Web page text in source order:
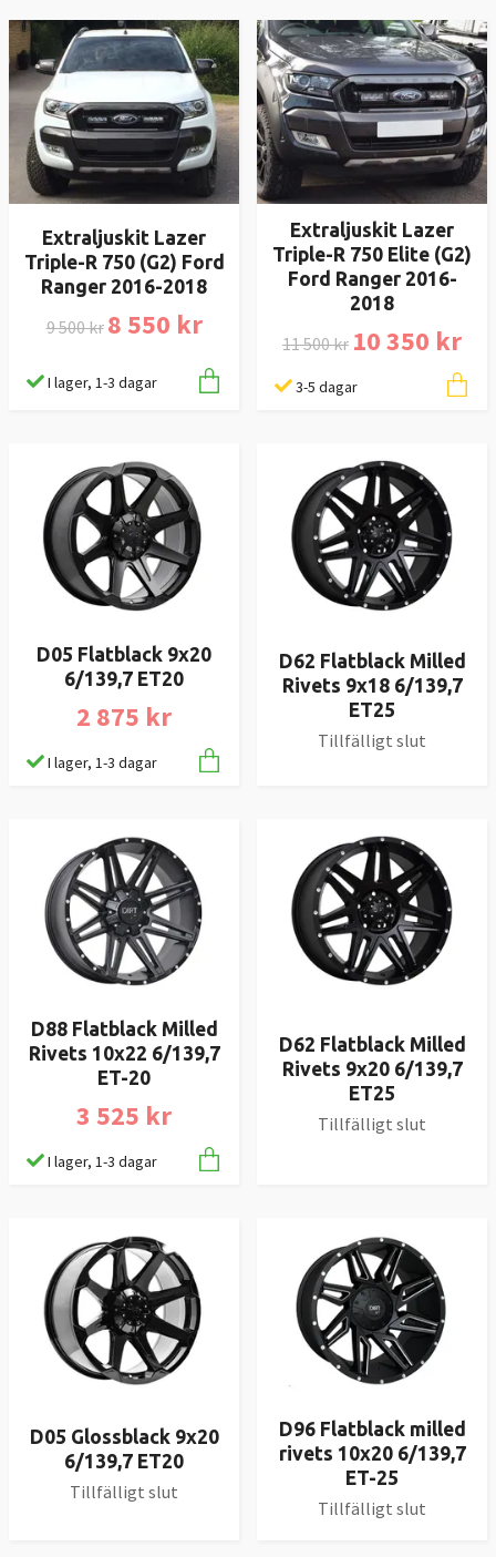
Extraljuskit Lazer
Triple-R 750 (G2) Ford
Ranger 2016-2018
9 500 kr 8 550 kr
I lager, 1-3 dagar
Extraljuskit Lazer
Triple-R 750 Elite (G2)
Ford Ranger 2016-
2018
11 500 kr 10 350 kr
3-5 dagar
D05 Flatblack 9x20
6/139,7 ET20
2 875 kr
I lager, 1-3 dagar
D62 Flatblack Milled
Rivets 9x18 6/139,7
ET25
Tillfälligt slut
D88 Flatblack Milled
Rivets 10x22 6/139,7
ET-20
3 525 kr
I lager, 1-3 dagar
D62 Flatblack Milled
Rivets 9x20 6/139,7
ET25
Tillfälligt slut
D05 Glossblack 9x20
6/139,7 ET20
Tillfälligt slut
D96 Flatblack milled
rivets 10x20 6/139,7
ET-25
Tillfälligt slut